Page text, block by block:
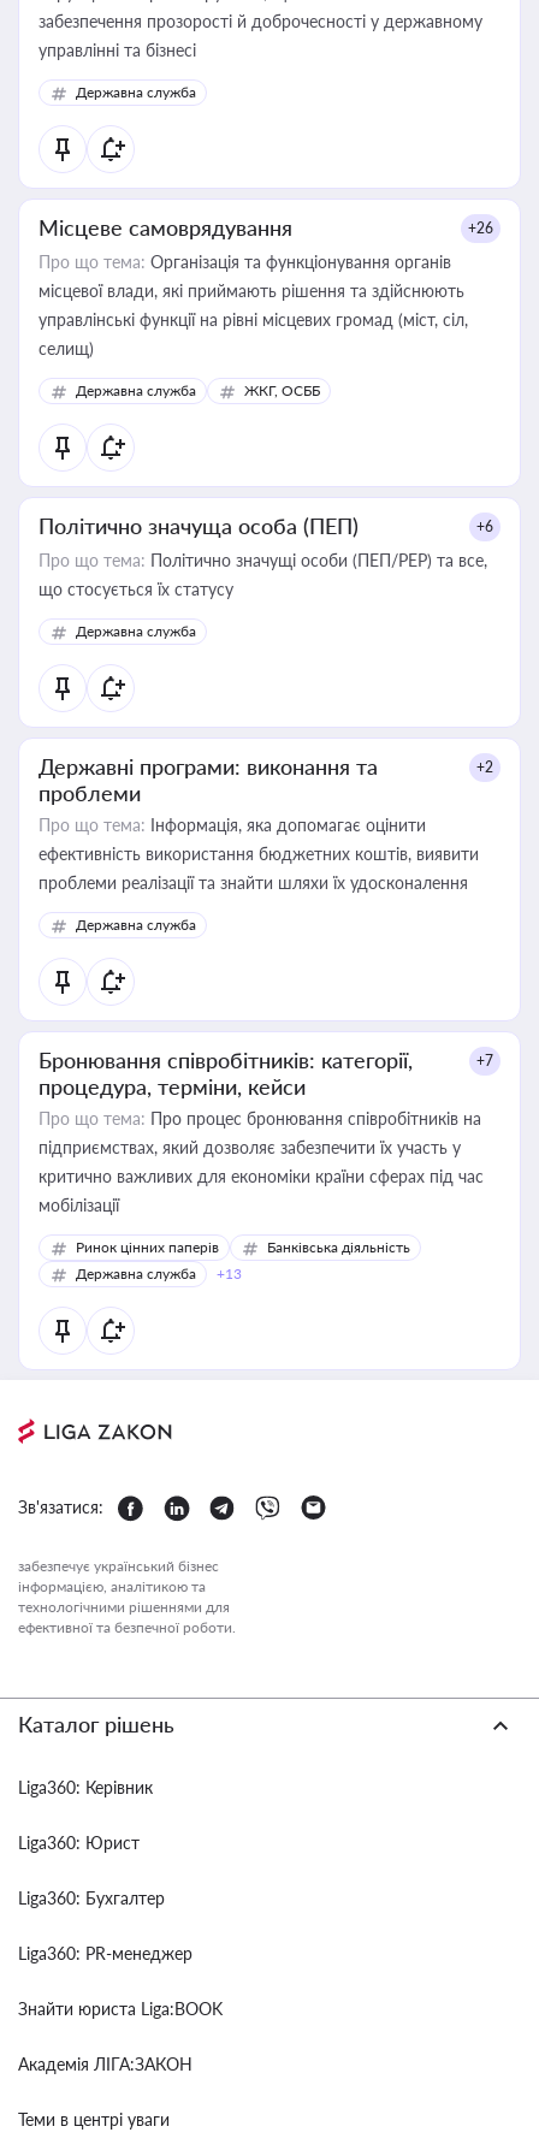
забезпечення прозорості й доброчесності у державному
управлінні та бізнесі
Державна служба
Місцеве самоврядування +26
Про що тема: Організація та функціонування органів
місцевої влади, які приймають рішення та здійснюють
управлінські функції на рівні місцевих громад (міст, сіл,
селищ)
Державна служба ЖКГ, ОСББ
Політично значуща особа (ПЕП) +6
Про що тема: Політично значущі особи (ПЕП/PEP) та все,
що стосується їх статусу
Державна служба
Державні програми: виконання та
проблеми
+2
Про що тема: Інформація, яка допомагає оцінити
ефективність використання бюджетних коштів, виявити
проблеми реалізації та знайти шляхи їх удосконалення
Державна служба
Бронювання співробітників: категорії,
процедура, терміни, кейси
+7
Про що тема: Про процес бронювання співробітників на
підприємствах, який дозволяє забезпечити їх участь у
критично важливих для економіки країни сферах під час
мобілізації
Ринок цінних паперів
Банківська діяльність
Державна служба
+13
Зв'язатися:
забезпечує український бізнес
інформацією, аналітикою та
технологічними рішеннями для
ефективної та безпечної роботи.
Каталог рішень
Liga360: Керівник
Liga360: Юрист
Liga360: Бухгалтер
Liga360: PR-менеджер
Знайти юриста Liga:BOOK
Академія ЛІГА:ЗАКОН
Теми в центрі уваги